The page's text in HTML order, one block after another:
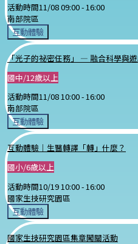
活動時間11/08 09:00 -16:00
南部院區
互動體驗
「光子的祕密任務」 — 融合科學與
國中/12歲以上
活動時間11/08 10:00 -16:00
南部院區
互動體驗
互動體驗｜生醫轉譯「轉」什麼？
國小/6歲以上
活動時間10/19 10:00 - 16:00
國家生技研究園區
互動體驗
國家生技研究園區集章闖關活動